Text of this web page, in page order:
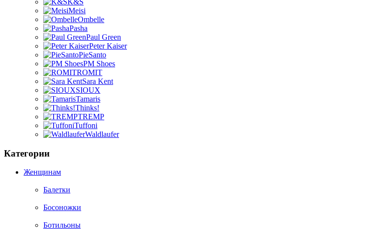
K&S
Meisi
Ombelle
Pasha
Paul Green
Peter Kaiser
PieSanto
PM Shoes
ROMIT
Sara Kent
SIOUX
Tamaris
Thinks!
TREMP
Tuffoni
Waldlaufer
Категории
Женщинам
Балетки
Босоножки
Ботильоны